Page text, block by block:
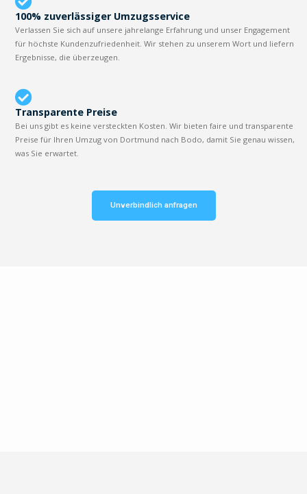
100% zuverlässiger Umzugsservice
Verlassen Sie sich auf unsere jahrelange Erfahrung und unser Engagement
für höchste Kundenzufriedenheit. Wir stehen zu unserem Wort und liefern
Ergebnisse, die überzeugen.
Transparente Preise
Bei uns gibt es keine versteckten Kosten. Wir bieten faire und transparente
Preise für Ihren Umzug von Dortmund nach Bodo, damit Sie genau wissen,
was Sie erwartet.
Unverbindlich anfragen